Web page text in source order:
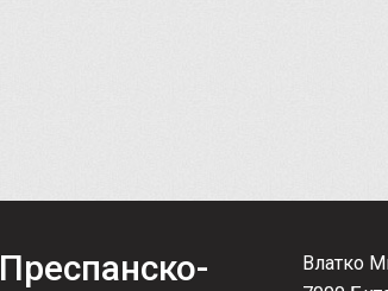
Преспанско-
Влатко